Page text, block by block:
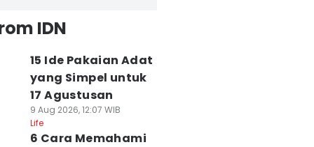
IDN
15 Ide Pakaian Adat
yang Simpel untuk
17 Agustusan
9 Aug 2026, 12:07 WIB
Life
6 Cara Memahami